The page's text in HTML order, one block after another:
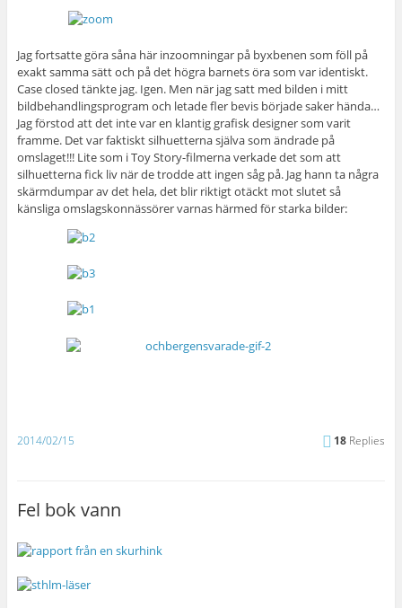
Jag fortsatte göra såna här inzoomningar på byxbenen som föll på
exakt samma sätt och på det högra barnets öra som var identiskt.
Case closed tänkte jag. Igen. Men när jag satt med bilden i mitt
bildbehandlingsprogram och letade fler bevis började saker hända…
Jag förstod att det inte var en klantig grafisk designer som varit
framme. Det var faktiskt silhuetterna själva som ändrade på
omslaget!!! Lite som i Toy Story-filmerna verkade det som att
silhuetterna fick liv när de trodde att ingen såg på. Jag hann ta några
skärmdumpar av det hela, det blir riktigt otäckt mot slutet så
känsliga omslagskonnässörer varnas härmed för starka bilder:
2014/02/15 18 Replies
Fel bok vann